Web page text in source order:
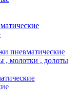
пневматические
, молотки , долоты